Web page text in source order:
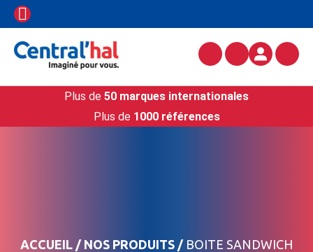
Plus de 50 marques internationales
Plus de 1000 références
ACCUEIL / NOS PRODUITS / BOITE SANDWICH